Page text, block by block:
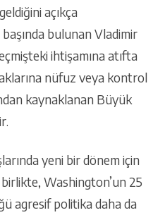
açıkça
bulunan Vladimir
ihtişamına atıfta
nüfuz veya kontrol
kaynaklanan Büyük
yeni bir dönem için
Washington’un 25
agresif politika daha da